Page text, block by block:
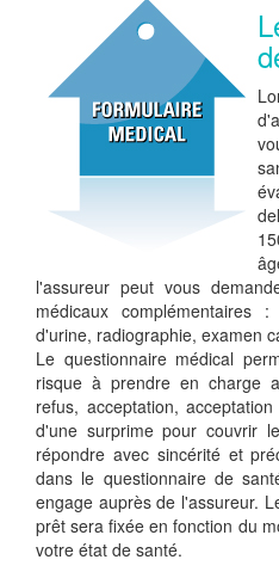
l'assureur peut vous
médicaux complémentaires
d'urine, radiographie, examen
Le questionnaire médical
risque à prendre en charge
refus, acceptation,
d'une surprime pour couvrir
répondre avec sincérité et
dans le questionnaire de
engage auprès de l'assureur.
prêt sera fixée en fonction du
votre état de santé.